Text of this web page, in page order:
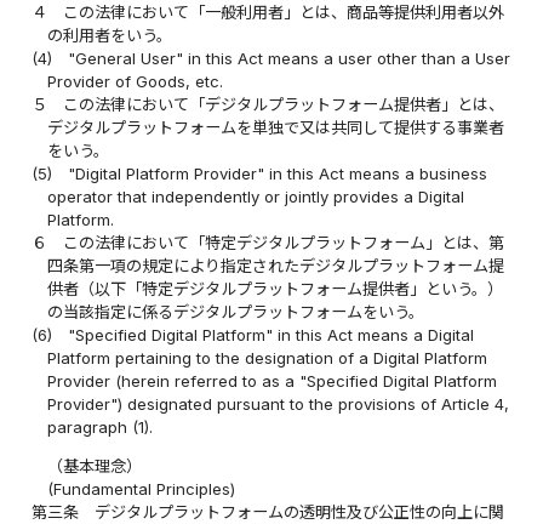
４
この法律において「一般利用者」とは、商品等提供利用者以外
の利用者をいう。
(4)
"General User" in this Act means a user other than a User
Provider of Goods, etc.
５
この法律において「デジタルプラットフォーム提供者」とは、
デジタルプラットフォームを単独で又は共同して提供する事業者
をいう。
(5)
"Digital Platform Provider" in this Act means a business
operator that independently or jointly provides a Digital
Platform.
６
この法律において「特定デジタルプラットフォーム」とは、第
四条第一項の規定により指定されたデジタルプラットフォーム提
供者（以下「特定デジタルプラットフォーム提供者」という。）
の当該指定に係るデジタルプラットフォームをいう。
(6)
"Specified Digital Platform" in this Act means a Digital
Platform pertaining to the designation of a Digital Platform
Provider (herein referred to as a "Specified Digital Platform
Provider") designated pursuant to the provisions of Article 4,
paragraph (1).
（基本理念）
(Fundamental Principles)
第三条
デジタルプラットフォームの透明性及び公正性の向上に関